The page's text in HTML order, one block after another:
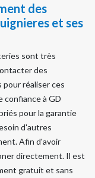
des
et ses
sont très
des
réaliser ces
confiance à GD
pour la garantie
d'autres
Afin d'avoir
directement. Il est
gratuit et sans